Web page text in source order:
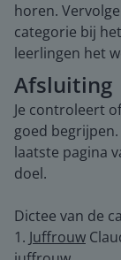
horen.
categorie bij
leerlingen het
Afsluiting
Je controleert
goed
laatste pagina
doel.
Dictee van de
1. Juffrouw